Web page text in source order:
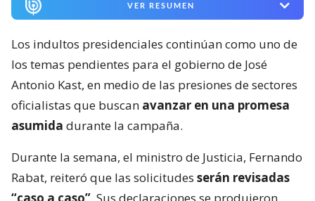
VER RESUMEN
Los indultos presidenciales continúan como uno de
los temas pendientes para el gobierno de José
Antonio Kast, en medio de las presiones de sectores
oficialistas que buscan avanzar en una promesa
asumida durante la campaña.
Durante la semana, el ministro de Justicia, Fernando
Rabat, reiteró que las solicitudes serán revisadas